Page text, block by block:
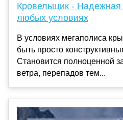
Кровельщик -
любых условиях
В условиях мегаполиса
быть просто
Становится полноценной
ветра, перепадов тем...